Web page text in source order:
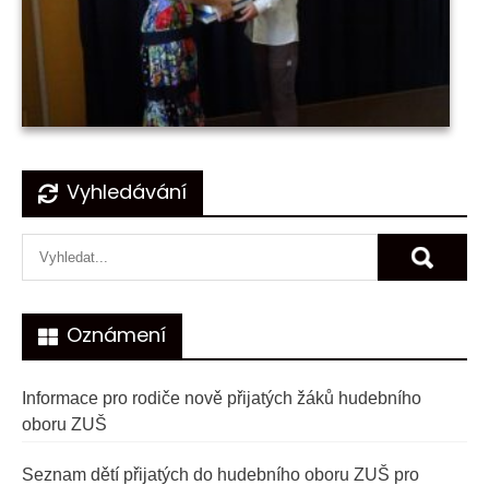
Navigace
pro
příspěvek
Vyhledávání
Oznámení
Informace pro rodiče nově přijatých žáků hudebního
oboru ZUŠ
Seznam dětí přijatých do hudebního oboru ZUŠ pro